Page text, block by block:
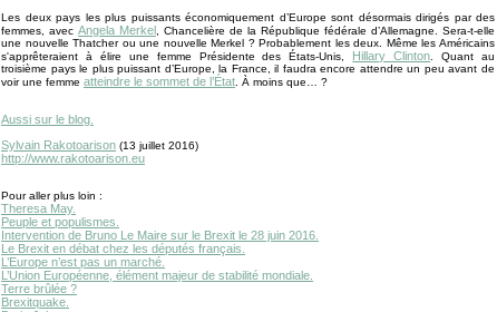
Les deux pays les plus puissants économiquement d’Europe sont désormais dirigés par des
femmes, avec Angela Merkel , Chancelière de la République fédérale d’Allemagne. Sera-t-elle
une nouvelle Thatcher ou une nouvelle Merkel ? Probablement les deux. Même les Américains
s'apprêteraient à élire une femme Présidente des États-Unis, Hillary Clinton . Quant au
troisième pays le plus puissant d’Europe, la France, il faudra encore attendre un peu avant de
voir une femme atteindre le sommet de l’État . À moins que… ?
Aussi sur le blog.
Sylvain Rakotoarison (13 juillet 2016)
http://www.rakotoarison.eu
Pour aller plus loin :
Theresa May.
Peuple et populismes.
Intervention de Bruno Le Maire sur le Brexit le 28 juin 2016.
Le Brexit en débat chez les députés français.
L’Europe n’est pas un marché.
L’Union Européenne, élément majeur de stabilité mondiale.
Terre brûlée ?
Brexitquake.